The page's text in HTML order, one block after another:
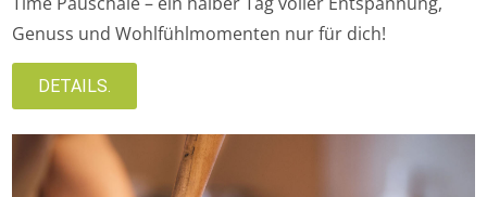
Genuss und Wohlfühlmomenten nur für dich!
DETAILS.